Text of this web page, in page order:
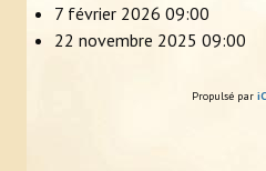
7 février 2026 09:00
22 novembre 2025 09:00
Propulsé par